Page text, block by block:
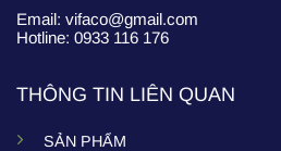
Email: vifaco@gmail.com
Hotline: 0933 116 176
THÔNG TIN LIÊN QUAN
SẢN PHẨM